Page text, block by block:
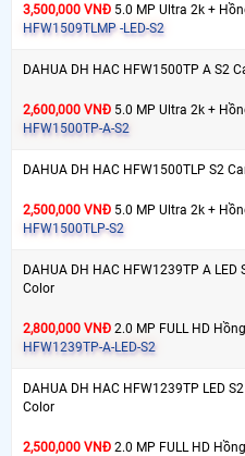
3,500,000 VNĐ 5.0 MP Ultra 2k +
HFW1509TLMP -LED-S2
DAHUA DH HAC HFW1500TP A S2
2,600,000 VNĐ 5.0 MP Ultra 2k +
HFW1500TP-A-S2
DAHUA DH HAC HFW1500TLP S2
2,500,000 VNĐ 5.0 MP Ultra 2k +
HFW1500TLP-S2
DAHUA DH HAC HFW1239TP A
Color
2,800,000 VNĐ 2.0 MP FULL HD
HFW1239TP-A-LED-S2
DAHUA DH HAC HFW1239TP LED
Color
2,500,000 VNĐ 2.0 MP FULL HD